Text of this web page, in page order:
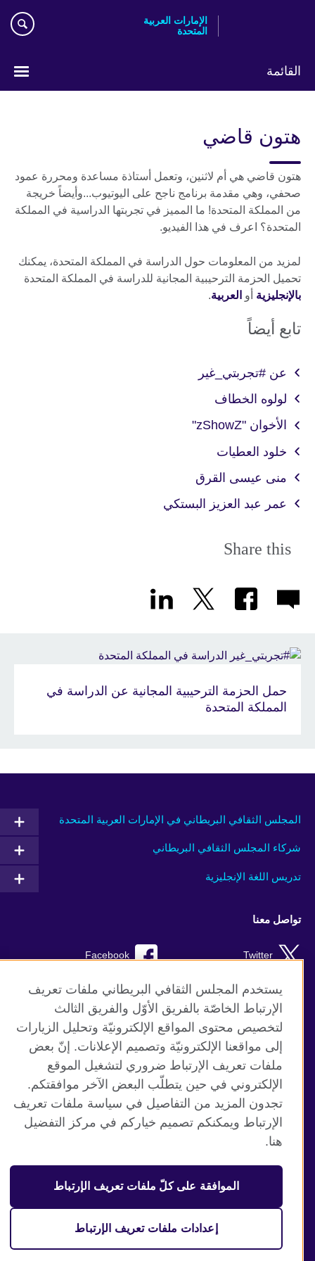
الإمارات العربية
المتحدة
القائمة
هتون قاضي
هتون قاضي هي أم لاثنين، وتعمل أستاذة مساعدة ومحررة عمود
صحفي، وهي مقدمة برنامج ناجح على اليوتيوب...وأيضاً خريجة
من المملكة المتحدة! ما المميز في تجربتها الدراسية في المملكة
المتحدة؟ اعرف في هذا الفيديو.
لمزيد من المعلومات حول الدراسة في المملكة المتحدة، يمكنك
تحميل الحزمة الترحيبية المجانية للدراسة في المملكة المتحدة
بالإنجليزية أو العربية.
تابع أيضاً
عن #تجربتي_غير
لولوه الخطاف
الأخوان "zShowZ"
خلود العطيات
منى عيسى القرق
عمر عبد العزيز البستكي
Share this
حمل الحزمة الترحيبية المجانية عن الدراسة في
المملكة المتحدة
المجلس الثقافي البريطاني في الإمارات العربية المتحدة
شركاء المجلس الثقافي البريطاني
تدريس اللغة الإنجليزية
تواصل معنا
Facebook Twitter
Instagram RSS
TikTok
موقع المجلس الثقافي البريطاني العالمي
الخصوصية وشروط الاستخدام
ملفات تعريف الإرتباط
خريطة الموقع
منظمة المملكة المتحدة الدولية للعلاقات الثقافية والفرص
يستخدم المجلس الثقافي البريطاني ملفات تعريف
الإرتباط الخاصّة بالفريق الأوّل والفريق الثالث
لتخصيص محتوى المواقع الإلكترونيّة وتحليل الزيارات
إلى مواقعنا الإلكترونيّة وتصميم الإعلانات. إنّ بعض
ملفات تعريف الإرتباط ضروري لتشغيل الموقع
الإلكتروني في حين يتطلّب البعض الآخر موافقتكم.
تجدون المزيد من التفاصيل في سياسة ملفات تعريف
الإرتباط ويمكنكم تصميم خياركم في مركز التفضيل
هنا.
الموافقة على كلّ ملفات تعريف الإرتباط
إعدادات ملفات تعريف الإرتباط